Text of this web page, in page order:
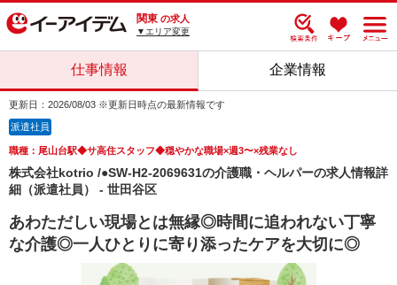
関東 の求人
▼エリア変更
仕事情報 企業情報
更新日：2026/08/03 ※更新日時点の最新情報です
派遣社員
職種：尾山台駅◆サ高住スタッフ◆穏やかな職場×週3〜×残業なし
株式会社kotrio /●SW-H2-2069631の介護職・ヘルパーの求人情報詳
細（派遣社員） - 世田谷区
あわただしい現場とは無縁◎時間に追われない丁寧
な介護◎一人ひとりに寄り添ったケアを大切に◎